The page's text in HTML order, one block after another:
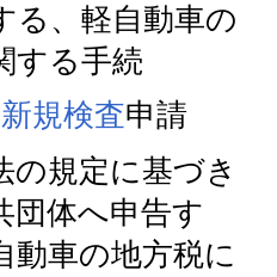
る、軽自動車の
する手続
規検査申請
の規定に基づき
団体へ申告す
動車の地方税に